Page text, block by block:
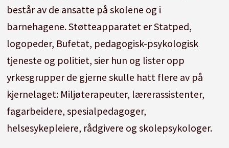
består av de ansatte på skolene og i
barnehagene. Støtteapparatet er Statped,
logopeder, Bufetat, pedagogisk-psykologisk
tjeneste og politiet, sier hun og lister opp
yrkesgrupper de gjerne skulle hatt flere av på
kjernelaget: Miljøterapeuter, lærerassistenter,
fagarbeidere, spesialpedagoger,
helsesykepleiere, rådgivere og skolepsykologer.